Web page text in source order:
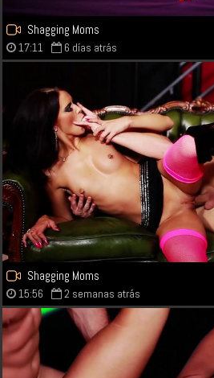
Shagging Moms
17:11 6 días atrás
Shagging Moms
15:56 2 semanas atrás